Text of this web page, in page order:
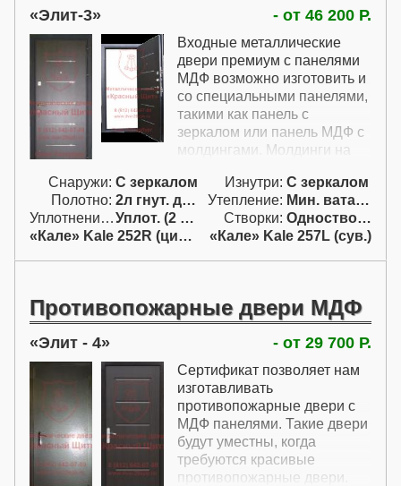
Элит-3 - от 46 200 Р.
Входные металлические
двери премиум с панелями
МДФ возможно изготовить и
со специальными панелями,
такими как панель с
зеркалом или панель МДФ с
молдингами. Молдинги на
класса представляют собой
хромированные
металлические элементы,
встроенные в панель.
Молдинги на металлических
размеров; могут быть
расположены в различных
местах панели.
Металлические двери
премиум класса могут быть с
панелями с молдингами с
обеих сторон, так и с
панелью только с одной,
чаще всего с внутренней
стороны.
Снаружи: С зеркалом Изнутри: С зеркалом
Полотно:
2л гнут. двойн. Утепление:
Мин. вата / пенопл.
Уплотнение:
Уплот. (2 конт.) Створки:
Одностворчатая (А)
«Кале» Kale 252R (цил. с ручк.)
«Кале» Kale 257L (сув.)
Противопожарные двери МДФ
Элит - 4 - от 29 700 Р.
Сертификат позволяет нам
изготавливать
противопожарные двери с
МДФ панелями. Такие двери
будут уместны, когда
требуются красивые
противопожарные двери.